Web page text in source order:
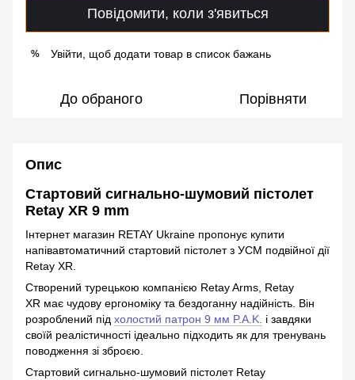
Повідомити, коли з'явиться
% Увійти, щоб додати товар в список бажань
До обраного Порівняти
Опис
Стартовий сигнально-шумовий пістолет
Retay XR 9 mm
Інтернет магазин RETAY Ukraine пропонує купити
напівавтоматичний стартовий пістолет з УСМ подвійної дії
Retay XR.
Створений турецькою компанією Retay Arms, Retay
XR має чудову ергономіку та бездоганну надійність. Він
розроблений під холостий патрон 9 мм P.A.K. і завдяки
своїй реалістичності ідеально підходить як для тренувань
поводження зі зброєю.
Стартовий сигнально-шумовий пістолет Retay